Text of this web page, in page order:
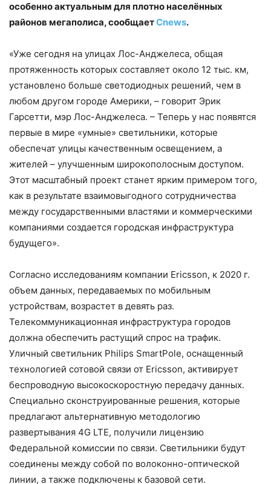
особенно актуальным для плотно населённых
районов мегаполиса, сообщаетCnews.
«Уже сегодня на улицах Лос-Анджелеса, общая
протяженность которых составляет около 12 тыс. км,
установлено больше светодиодных решений, чем в
любом другом городе Америки, – говорит Эрик
Гарсетти, мэр Лос-Анджелеса. – Теперь у нас появятся
первые в мире «умные» светильники, которые
обеспечат улицы качественным освещением, а
жителей – улучшенным широкополосным доступом.
Этот масштабный проект станет ярким примером того,
как в результате взаимовыгодного сотрудничества
между государственными властями и коммерческими
компаниями создается городская инфраструктура
будущего».
Согласно исследованиям компании Ericsson, к 2020 г.
объем данных, передаваемых по мобильным
устройствам, возрастет в девять раз.
Телекоммуникационная инфраструктура городов
должна обеспечить растущий спрос на трафик.
Уличный светильник Philips SmartPole, оснащенный
технологией сотовой связи от Ericsson, активирует
беспроводную высокоскоростную передачу данных.
Специально сконструированные решения, которые
предлагают альтернативную методологию
развертывания 4G LTE, получили лицензию
Федеральной комиссии по связи. Светильники будут
соединены между собой по волоконно-оптической
линии, а также подключены к базовой сети.